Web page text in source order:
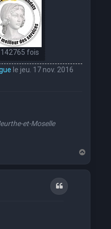
142765 fois
le jeu. 17 nov. 2016
et-Moselle
a
u
Citation